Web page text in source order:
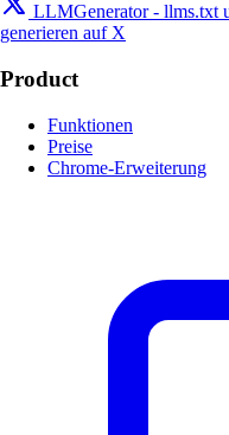
LLMGenerator - llms.txt
generieren auf X
Product
Funktionen
Preise
Chrome-Erweiterung